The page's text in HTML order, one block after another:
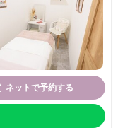
ネットで予約する